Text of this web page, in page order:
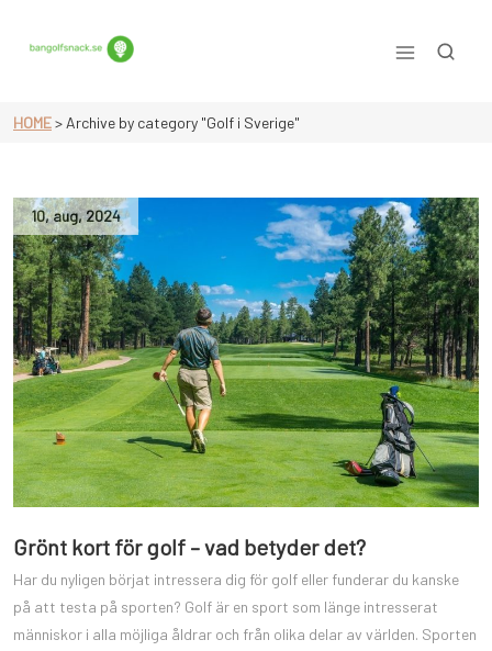
content
HOME> Archive by category "Golf i Sverige"
10,aug,2024
Grönt kort för golf – vad betyder det?
Har du nyligen börjat intressera dig för golf eller funderar du kanske
på att testa på sporten? Golf är en sport som länge intresserat
människor i alla möjliga åldrar och från olika delar av världen. Sporten